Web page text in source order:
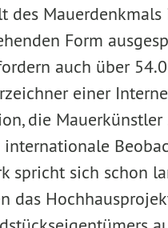
des
Form
auch über
einer
die Mauerkünstler
spricht sich schon
das